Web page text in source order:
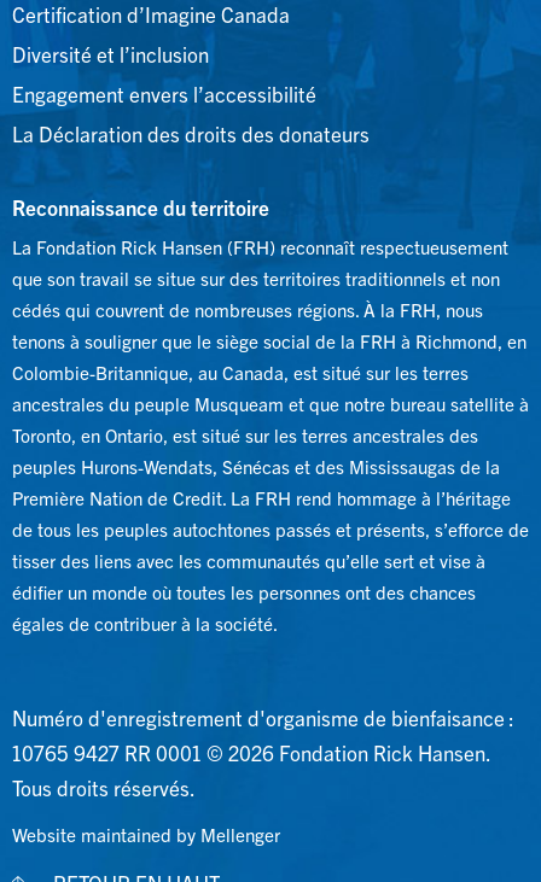
Certification d’Imagine Canada
Diversité et l’inclusion
Engagement envers l’accessibilité
La Déclaration des droits des donateurs
Reconnaissance du territoire
La Fondation Rick Hansen (FRH) reconnaît respectueusement
que son travail se situe sur des territoires traditionnels et non
cédés qui couvrent de nombreuses régions. À la FRH, nous
tenons à souligner que le siège social de la FRH à Richmond, en
Colombie-Britannique, au Canada, est situé sur les terres
ancestrales du peuple Musqueam et que notre bureau satellite à
Toronto, en Ontario, est situé sur les terres ancestrales des
peuples Hurons-Wendats, Sénécas et des Mississaugas de la
Première Nation de Credit. La FRH rend hommage à l’héritage
de tous les peuples autochtones passés et présents, s’efforce de
tisser des liens avec les communautés qu’elle sert et vise à
édifier un monde où toutes les personnes ont des chances
égales de contribuer à la société.
Numéro d'enregistrement d'organisme de bienfaisance :
10765 9427 RR 0001 © 2026 Fondation Rick Hansen.
Tous droits réservés.
Website maintained by Mellenger